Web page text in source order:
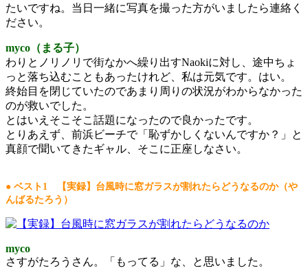
たいですね。当日一緒に写真を撮った方がいましたら連絡く
ださい。
myco（まる子）
わりとノリノリで街なかへ繰り出すNaokiに対し、途中ちょ
っと落ち込むこともあったけれど、私は元気です。はい。
終始目を閉じていたのであまり周りの状況がわからなかった
のが救いでした。
とはいえそこそこ話題になったので良かったです。
とりあえず、前浜ビーチで「恥ずかしくないんですか？」と
真顔で聞いてきたギャル、そこに正座しなさい。
● ベスト1 【実録】台風時に窓ガラスが割れたらどうなるのか（や
んばるたろう）
myco
さすがたろうさん。「もってる」な、と思いました。